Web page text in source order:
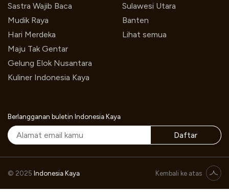
Sastra Wajib Baca
Mudik Raya
Hari Merdeka
Maju Tak Gentar
Gelung Elok Nusantara
Kuliner Indonesia Kaya
Sulawesi Utara
Banten
Lihat semua
Berlangganan buletin Indonesia Kaya
Daftar
© 2025 Indonesia Kaya Kembali ke atas